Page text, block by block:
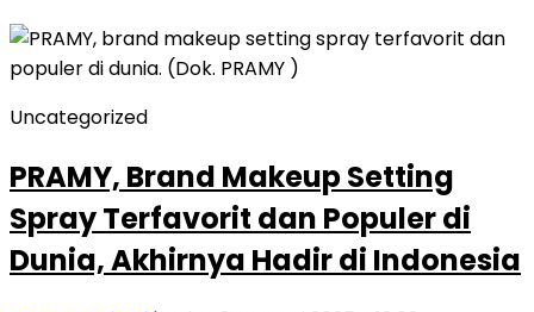
Uncategorized
PRAMY, Brand Makeup Setting
Spray Terfavorit dan Populer di
Dunia, Akhirnya Hadir di Indonesia